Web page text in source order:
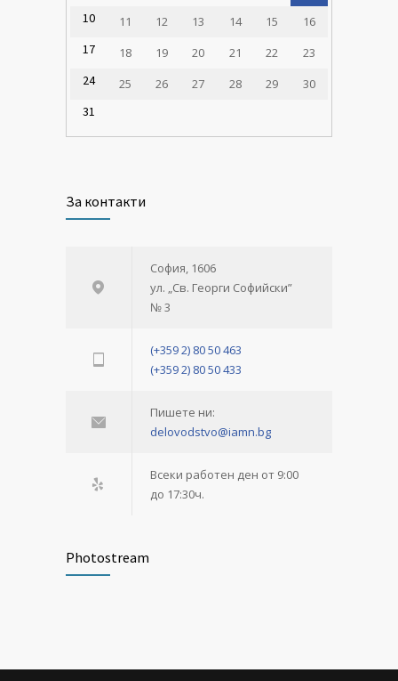
10
11 12 13 14 15
16
17
18 19 20 21 22
23
24
25 26 27 28 29
30
31
За контакти
София, 1606
ул. „Св. Георги Софийски”
№ 3
(+359 2) 80 50 463
(+359 2) 80 50 433
Пишете ни:
delovodstvo@iamn.bg
Всеки работен ден от 9:00
до 17:30ч.
Photostream